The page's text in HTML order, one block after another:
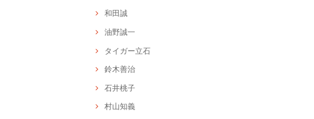
和田誠
油野誠一
タイガー立石
鈴木善治
石井桃子
村山知義